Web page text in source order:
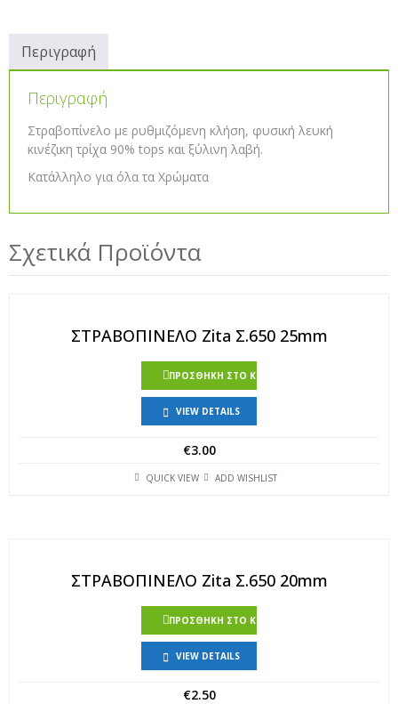
Περιγραφή
Περιγραφή
Στραβοπίνελο με ρυθμιζόμενη κλήση, φυσική λευκή
κινέζικη τρίχα 90% tops και ξύλινη λαβή.
Κατάλληλο για όλα τα Χρώματα
Σχετικά Προϊόντα
ΣΤΡΑΒΟΠΙΝΕΛΟ Zita Σ.650 25mm
ΠΡΟΣΘΉΚΗ ΣΤΟ ΚΑΛΆΘΙ
VIEW DETAILS
€3.00
QUICK VIEW ADD WISHLIST
ΣΤΡΑΒΟΠΙΝΕΛΟ Zita Σ.650 20mm
ΠΡΟΣΘΉΚΗ ΣΤΟ ΚΑΛΆΘΙ
VIEW DETAILS
€2.50